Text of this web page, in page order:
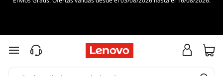
Ir al contenido principal